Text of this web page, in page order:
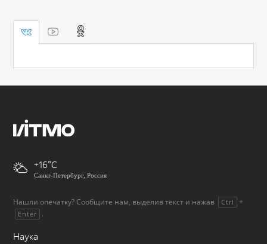
+16
Санкт-Петербург, Россия
Нашли опечатку? Сообщите нам, выделив текст и нажав Ctrl +
Enter .
Наука